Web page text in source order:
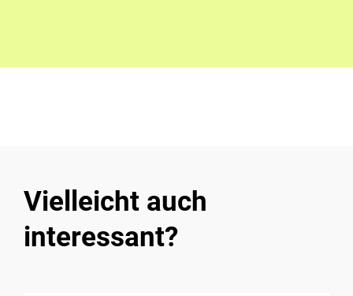
Vielleicht auch
interessant?